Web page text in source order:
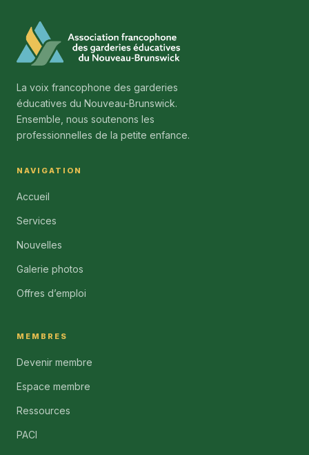
La voix francophone des garderies
éducatives du Nouveau-Brunswick.
Ensemble, nous soutenons les
professionnelles de la petite enfance.
NAVIGATION
Accueil
Services
Nouvelles
Galerie photos
Offres d’emploi
MEMBRES
Devenir membre
Espace membre
Ressources
PACI